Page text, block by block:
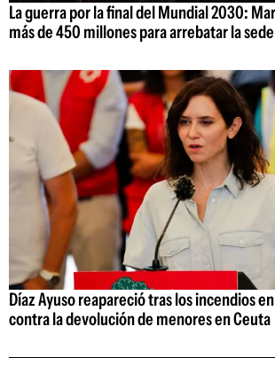
La guerra por la final del Mundial 2030:
más de 450 millones para arrebatar la sede
Díaz Ayuso reapareció tras los incendios
contra la devolución de menores en Ceuta